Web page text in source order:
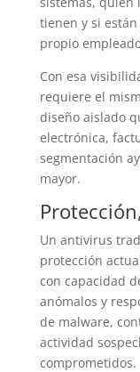
tienen y si
propio
Con esa
requiere el
diseño aislado
electrónica,
segmentación
mayor.
Un antivirus
protección
con capacidad
anómalos y
de malware,
actividad
comprometidos.